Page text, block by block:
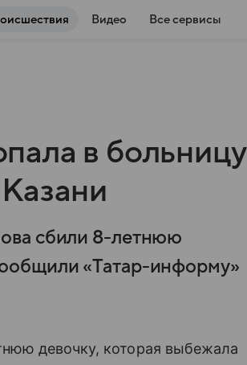
Видео Все сервисы
в больницу
сбили 8-летнюю
«Татар-информу»
девочку, которая выбежала